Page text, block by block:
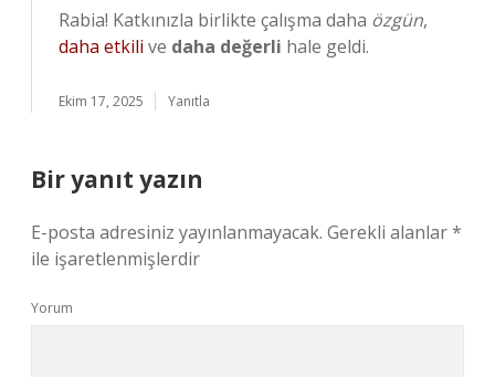
Rabia! Katkınızla birlikte çalışma daha özgün,
daha etkili ve daha değerli hale geldi.
Ekim 17, 2025 Yanıtla
Bir yanıt yazın
E-posta adresiniz yayınlanmayacak. Gerekli alanlar*
ile işaretlenmişlerdir
Yorum